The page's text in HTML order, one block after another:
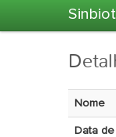
Nome
Data